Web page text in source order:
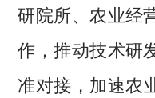
研院所、农业经
作，推动技术研
准对接，加速农